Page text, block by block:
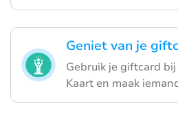
Geniet van je
Gebruik je giftcard
Kaart en maak